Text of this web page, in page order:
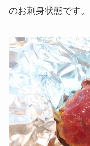
のお刺身状態です。